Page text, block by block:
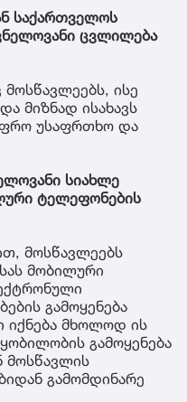
საქართველოს
ცვლილება
ისე
მიზნად ისახავს
უსაფრთხო და
სიახლე
ტელეფონების
მოსწავლეებს
მობილური
გამოყენება
იქნება მხოლოდ ის
გამოყენება
მოსწავლის
გამომდინარე